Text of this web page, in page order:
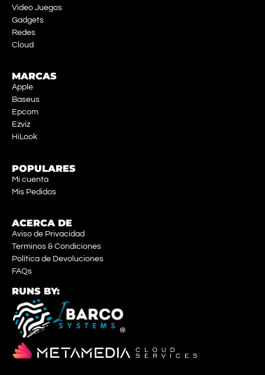
Video Juegos
Gadgets
Redes
Cloud
MARCAS
Apple
Baseus
Epcom
Ezviz
HiLook
POPULARES
Mi cuenta
Mis Pedidos
ACERCA DE
Aviso de Privacidad
Terminos & Condiciones
Política de Devoluciones
FAQs
RUNS BY: